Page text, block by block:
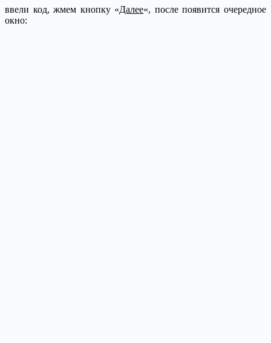
ввели код, жмем кнопку «Далее«, после появится очередное
окно: